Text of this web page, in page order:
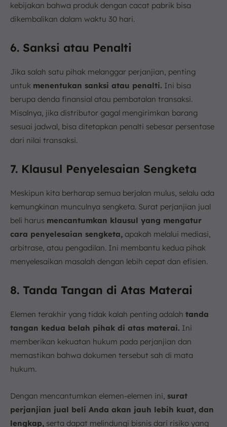
kebijakan bahwa produk dengan cacat pabrik bisa
dikembalikan dalam waktu 30 hari.
6. Sanksi atau Penalti
Jika salah satu pihak melanggar perjanjian, penting
untuk menentukan sanksi atau penalti. Ini bisa
berupa denda finansial atau pembatalan transaksi.
Misalnya, jika distributor gagal mengirimkan barang
sesuai jadwal, bisa ditetapkan penalti sebesar persentase
dari nilai transaksi.
7. Klausul Penyelesaian Sengketa
Meskipun kita berharap semua berjalan mulus, selalu ada
kemungkinan munculnya sengketa. Surat perjanjian jual
beli harus mencantumkan klausul yang mengatur
cara penyelesaian sengketa, apakah melalui mediasi,
arbitrase, atau pengadilan. Ini membantu kedua pihak
menyelesaikan masalah dengan lebih cepat dan efisien.
8. Tanda Tangan di Atas Materai
Elemen terakhir yang tidak kalah penting adalah tanda
tangan kedua belah pihak di atas materai. Ini
memberikan kekuatan hukum pada perjanjian dan
memastikan bahwa dokumen tersebut sah di mata
hukum.
Dengan mencantumkan elemen-elemen ini, surat
perjanjian jual beli Anda akan jauh lebih kuat, dan
lengkap, serta dapat melindungi bisnis dari risiko yang